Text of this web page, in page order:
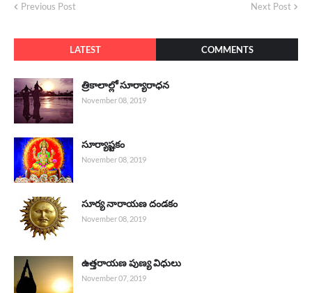
Previous Post Next Post
LATEST COMMENTS
త్రికాలాల్లో సూర్యారాధన
November 08, 2019
సూర్యాష్టకం
November 08, 2019
సూర్య నారాయణ దండకం
November 08, 2019
ఉత్తరాయణ పుణ్య విధులు
November 07, 2019